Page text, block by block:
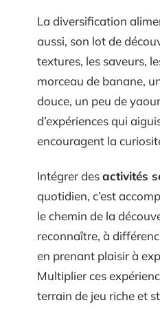
La diversification
aussi, son lot de
textures, les saveurs,
morceau de banane,
douce, un peu de
d’expériences qui
encouragent la
Intégrer desactivités
quotidien, c’est
le chemin de la
reconnaître, à
en prenant plaisir à
Multiplier ces
terrain de jeu riche et